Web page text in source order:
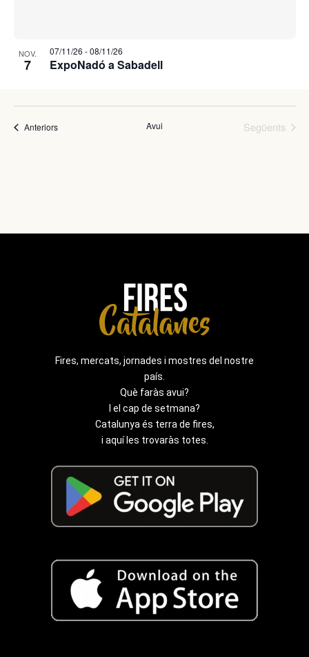
NOV.
7
07/11/26 -08/11/26
ExpoNadó a Sabadell
AnteriorsFires Avui
Següents
Fires, mercats, jornades i mostres del nostre
país.
Què faràs avui?
I el cap de setmana?
Catalunya és terra de fires,
i aquí les trovaràs totes.